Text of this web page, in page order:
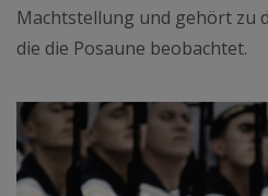
Machtstellung und gehört zu
die die Posaune beobachtet.